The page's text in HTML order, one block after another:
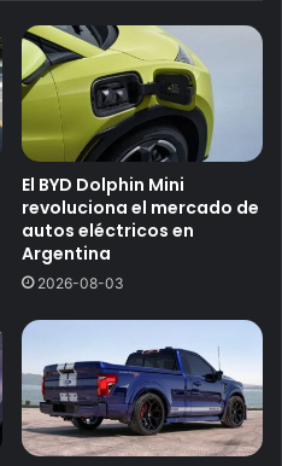
El BYD Dolphin Mini
revoluciona el mercado de
autos eléctricos en
Argentina
2026-08-03